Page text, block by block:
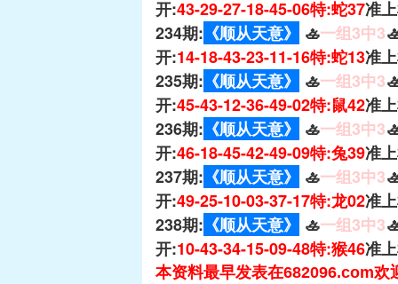
开:43-29-27-18-45-06特:蛇37准
234期: 《顺从天意》 🚣一组3中3
开:14-18-43-23-11-16特:蛇13准
235期: 《顺从天意》 🚣一组3中3
开:45-43-12-36-49-02特:鼠42准
236期: 《顺从天意》 🚣一组3中3
开:46-18-45-42-49-09特:兔39准
237期: 《顺从天意》 🚣一组3中3
开:49-25-10-03-37-17特:龙02准
238期: 《顺从天意》 🚣一组3中3
开:10-43-34-15-09-48特:猴46准
本资料最早发表在682096.com欢